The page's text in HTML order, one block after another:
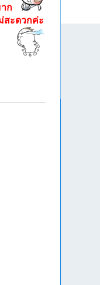
ก
สะดวกค่ะ